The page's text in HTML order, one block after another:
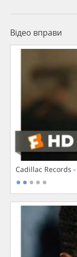
Відео вправи
Cadillac Records